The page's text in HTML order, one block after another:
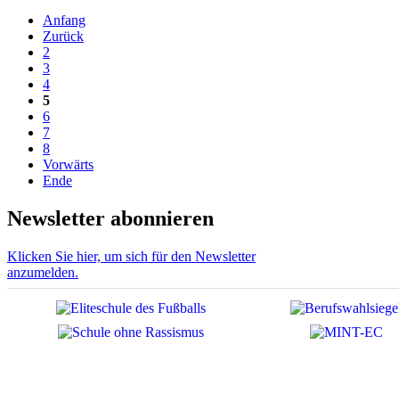
Anfang
Zurück
2
3
4
5
6
7
8
Vorwärts
Ende
Newsletter abonnieren
Klicken Sie hier, um sich für den Newsletter
anzumelden.